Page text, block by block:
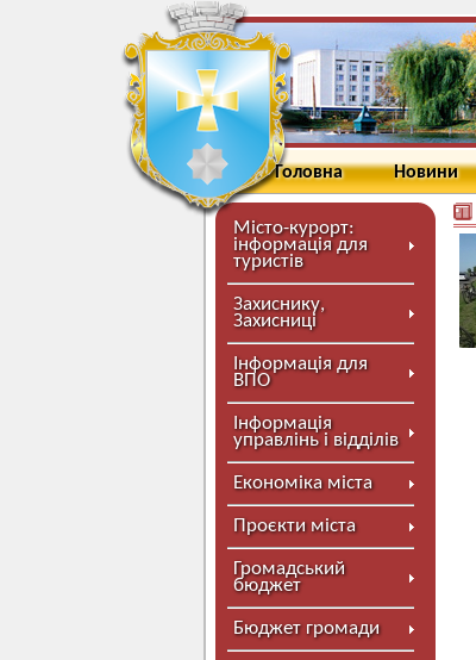
Головна Новини
Місто-курорт:
інформація для
туристів
Захиснику,
Захисниці
Інформація для
ВПО
Інформація
управлінь і відділів
Економіка міста
Проєкти міста
Громадський
бюджет
Бюджет громади